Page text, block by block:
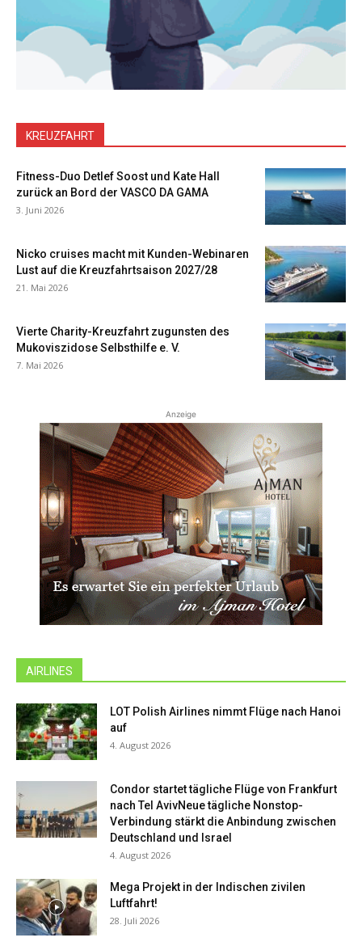
KREUZFAHRT
Fitness-Duo Detlef Soost und Kate Hall
zurück an Bord der VASCO DA GAMA
3. Juni 2026
Nicko cruises macht mit Kunden-Webinaren
Lust auf die Kreuzfahrtsaison 2027/28
21. Mai 2026
Vierte Charity-Kreuzfahrt zugunsten des
Mukoviszidose Selbsthilfe e. V.
7. Mai 2026
Anzeige
AIRLINES
LOT Polish Airlines nimmt Flüge nach Hanoi
auf
4. August 2026
Condor startet tägliche Flüge von Frankfurt
nach Tel AvivNeue tägliche Nonstop-
Verbindung stärkt die Anbindung zwischen
Deutschland und Israel
4. August 2026
Mega Projekt in der Indischen zivilen
Luftfahrt!
28. Juli 2026